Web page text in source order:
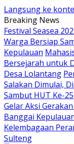
Langsung ke
Breaking News
Festival Seasea
Warga Bersiap
Kepulauan
Bersejarah untuk
Desa Lolantang
Salakan Dimulai,
Sambut HUT Ke-
Gelar Aksi
Banggai
Kelembagaan
Sulteng